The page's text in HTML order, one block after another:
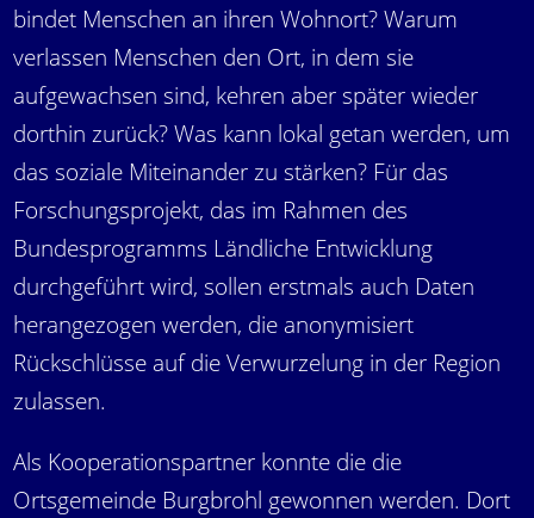
bindet Menschen an ihren Wohnort? Warum
verlassen Menschen den Ort, in dem sie
aufgewachsen sind, kehren aber später wieder
dorthin zurück? Was kann lokal getan werden, um
das soziale Miteinander zu stärken? Für das
Forschungsprojekt, das im Rahmen des
Bundesprogramms Ländliche Entwicklung
durchgeführt wird, sollen erstmals auch Daten
herangezogen werden, die anonymisiert
Rückschlüsse auf die Verwurzelung in der Region
zulassen.
Als Kooperationspartner konnte die die
Ortsgemeinde Burgbrohl gewonnen werden. Dort